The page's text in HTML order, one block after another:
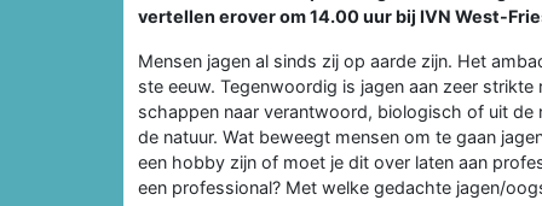
vertellen erover om 14.00 uur bij IVN West-
Mensen jagen al sinds zij op aarde zijn. Het
ste eeuw. Tegenwoordig is jagen aan zeer
schappen naar verantwoord, biologisch of uit
de natuur. Wat beweegt mensen om te gaan
een hobby zijn of moet je dit over laten aan
een professional? Met welke gedachte jagen/